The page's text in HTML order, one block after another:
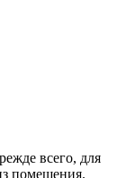
всего, для
помещения.